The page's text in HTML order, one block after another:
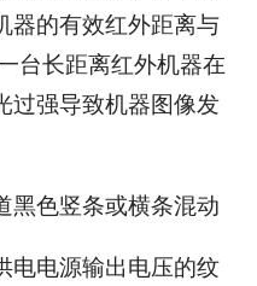
器的有效红外距离与
台长距离红外机器在
过强导致机器图像发
色竖条或横条混动
电源输出电压的纹